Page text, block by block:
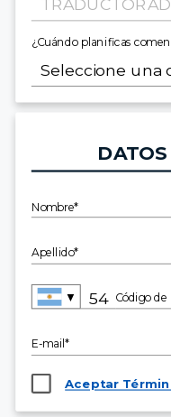
¿Cuándo planificas
Nombre*
Apellido*
▼ Código de
E-mail*
Aceptar